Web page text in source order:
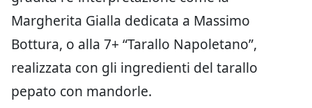
Margherita Gialla dedicata a Massimo
Bottura, o alla 7+ “Tarallo Napoletano”,
realizzata con gli ingredienti del tarallo
pepato con mandorle.